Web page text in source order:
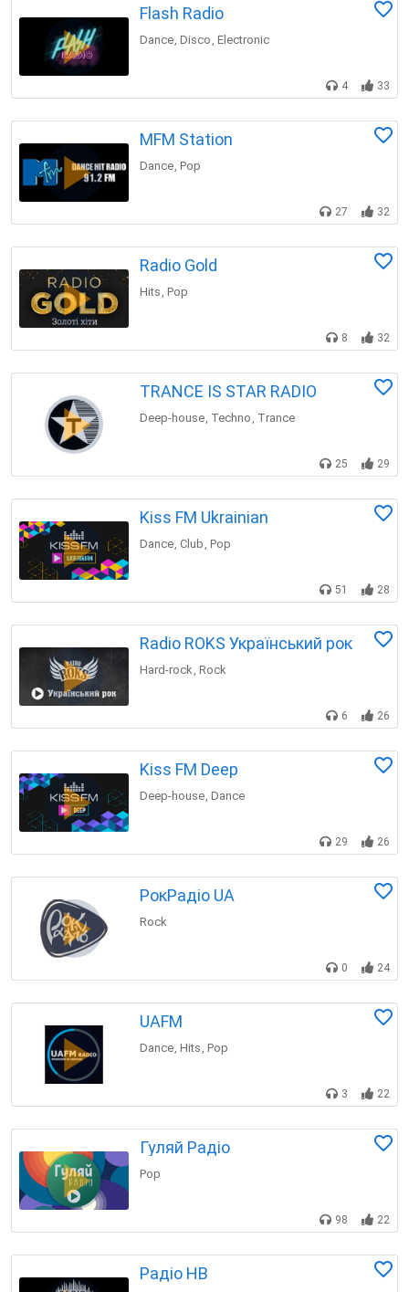
Flash Radio
Dance, Disco , Electronic
4 33
MFM Station
Dance, Pop
27 32
Radio Gold
Hits , Pop
8 32
TRANCE IS STAR RADIO
Deep-house, Techno , Trance
25 29
Kiss FM Ukrainian
Dance, Club , Pop
51 28
Radio ROKS Український рок
Hard-rock, Rock
6 26
Kiss FM Deep
Deep-house, Dance
29 26
РокРадіо UA
Rock
0 24
UAFM
Dance, Hits , Pop
3 22
Гуляй Радіо
Pop
98 22
Радіо НВ